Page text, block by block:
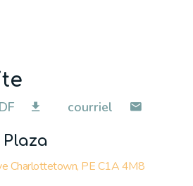
courriel
Charlottetown, PE C1A 4M8